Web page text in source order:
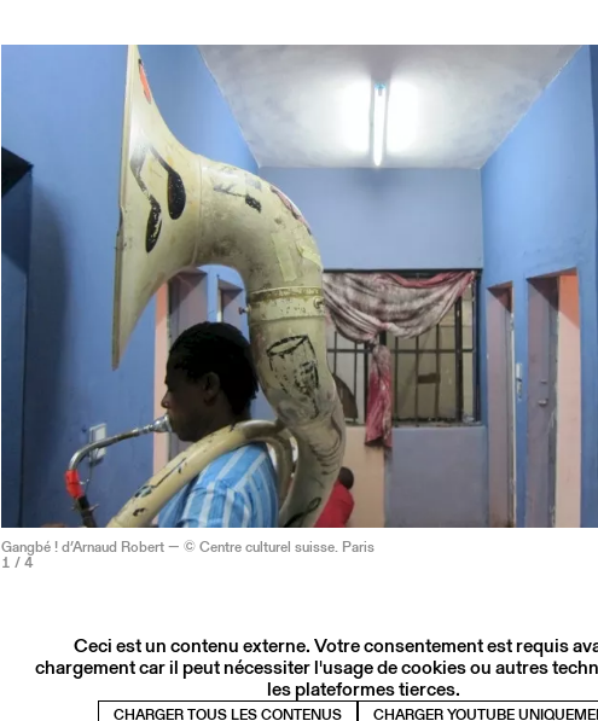
Gangbé ! d’Arnaud Robert — © Centre culturel suisse. Paris
1 / 4
Ceci est un contenu externe. Votre consentement est requis
chargement car il peut nécessiter l'usage de cookies ou autres
les plateformes tierces.
CHARGER TOUS LES CONTENUS CHARGER YOUTUBE